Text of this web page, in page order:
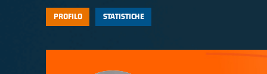
PROFILO STATISTICHE